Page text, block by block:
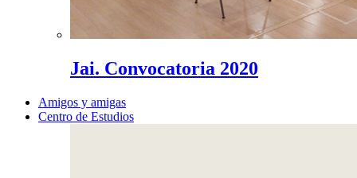
Jai. Convocatoria 2020
Amigos y amigas
Centro de Estudios